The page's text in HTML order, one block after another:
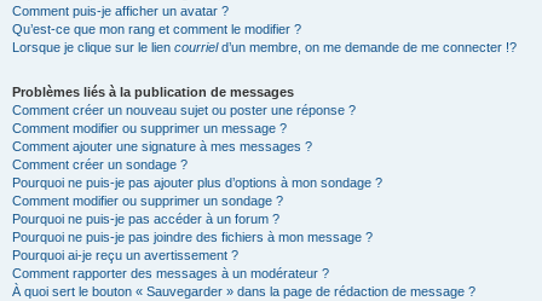
Comment puis-je afficher un avatar ?
Qu’est-ce que mon rang et comment le modifier ?
Lorsque je clique sur le lien courrield’un membre, on me demande de me connecter !?
Problèmes liés à la publication de messages
Comment créer un nouveau sujet ou poster une réponse ?
Comment modifier ou supprimer un message ?
Comment ajouter une signature à mes messages ?
Comment créer un sondage ?
Pourquoi ne puis-je pas ajouter plus d’options à mon sondage ?
Comment modifier ou supprimer un sondage ?
Pourquoi ne puis-je pas accéder à un forum ?
Pourquoi ne puis-je pas joindre des fichiers à mon message ?
Pourquoi ai-je reçu un avertissement ?
Comment rapporter des messages à un modérateur ?
À quoi sert le bouton « Sauvegarder » dans la page de rédaction de message ?